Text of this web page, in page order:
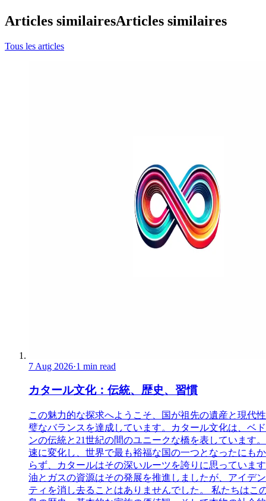
Articles similairesArticles similaires
Tous les articles
7 Aug 2026·1 min read
カタール文化：伝統、歴史、習慣
この魅力的な探求へようこそ、国が祖先の遺産と現代
璧なバランスを達成しています。カタール文化は、ベ
ンの伝統と21世紀の間のユニークな橋を表しています
速に変化し、世界で最も裕福な国の一つとなったにも
らず、カタールはその深いルーツを誇りに思っていま
油とガスの資源はその発展を推進しましたが、アイデ
ティを消し去ることはありませんでした。 私たちはこ